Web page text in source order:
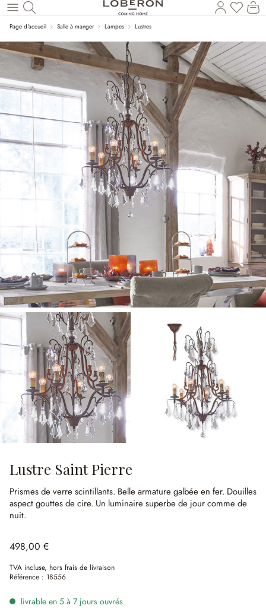
Revenir au contenu principal
Vous
Page d'accueil Salle à manger Lampes Lustres
Lustre Saint Pierre
Prismes de verre scintillants. Belle armature galbée en fer. Douilles
aspect gouttes de cire. Un luminaire superbe de jour comme de
nuit.
498,00 €
TVA incluse, hors frais de livraison
Référence : 18556
livrable en 5 à 7 jours ouvrés